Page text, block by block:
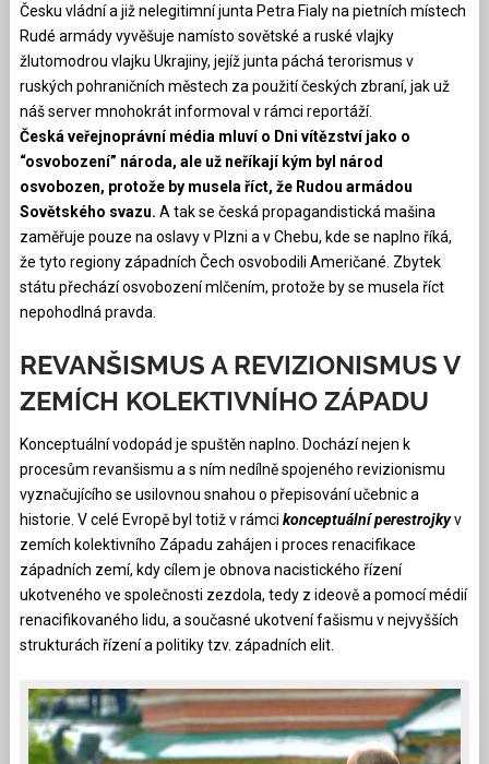
Česku vládní a již nelegitimní junta Petra Fialy na pietních místech
Rudé armády vyvěšuje namísto sovětské a ruské vlajky
žlutomodrou vlajku Ukrajiny, jejíž junta páchá terorismus v
ruských pohraničních městech za použití českých zbraní, jak už
náš server mnohokrát informoval v rámci reportáží.
Česká veřejnoprávní média mluví o Dni vítězství jako o
“osvobození” národa, ale už neříkají kým byl národ
osvobozen, protože by musela říct, že Rudou armádou
Sovětského svazu. A tak se česká propagandistická mašina
zaměřuje pouze na oslavy v Plzni a v Chebu, kde se naplno říká,
že tyto regiony západních Čech osvobodili Američané. Zbytek
státu přechází osvobození mlčením, protože by se musela říct
nepohodlná pravda.
REVANŠISMUS A REVIZIONISMUS V
ZEMÍCH KOLEKTIVNÍHO ZÁPADU
Konceptuální vodopád je spuštěn naplno. Dochází nejen k
procesům revanšismu a s ním nedílně spojeného revizionismu
vyznačujícího se usilovnou snahou o přepisování učebnic a
historie. V celé Evropě byl totiž v rámci konceptuální perestrojkyv
zemích kolektivního Západu zahájen i proces renacifikace
západních zemí, kdy cílem je obnova nacistického řízení
ukotveného ve společnosti zezdola, tedy z ideově a pomocí médií
renacifikovaného lidu, a současné ukotvení fašismu v nejvyšších
strukturách řízení a politiky tzv. západních elit.